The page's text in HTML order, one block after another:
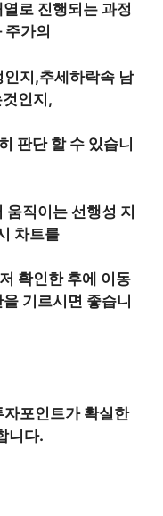
로 진행되는 과정
가의
지,추세하락속 남
인지,
판단 할 수 있습니
움직이는 선행성 지
차트를
확인한 후에 이동
기르시면 좋습니
포인트가 확실한
니다.